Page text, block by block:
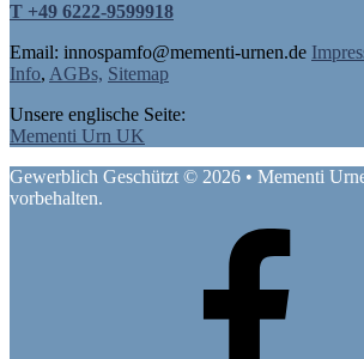
T +49 6222-9599918
Email: innospamfo@mementi-urnen.de
Info, AGBs, Sitemap
Unsere englische Seite:
Mementi Urn UK
Gewerblich Geschützt © 2026 • Mementi
vorbehalten.